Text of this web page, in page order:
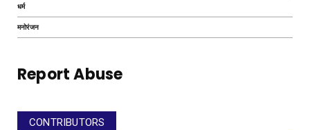
धर्म
मनोरंजन
Report Abuse
CONTRIBUTORS